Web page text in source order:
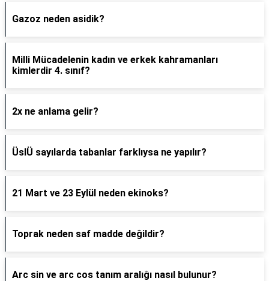
Gazoz neden asidik?
Milli Mücadelenin kadın ve erkek kahramanları
kimlerdir 4. sınıf?
2x ne anlama gelir?
ÜslÜ sayılarda tabanlar farklıysa ne yapılır?
21 Mart ve 23 Eylül neden ekinoks?
Toprak neden saf madde değildir?
Arc sin ve arc cos tanım aralığı nasıl bulunur?